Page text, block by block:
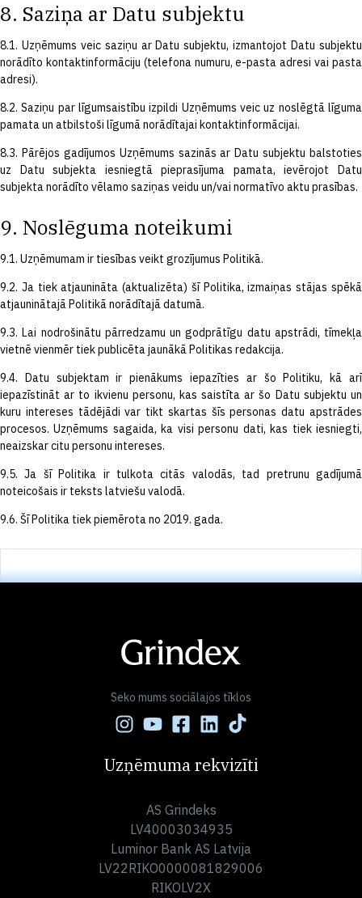
8. Saziņa ar Datu subjektu
8.1. Uzņēmums veic saziņu ar Datu subjektu, izmantojot Datu subjektu
norādīto kontaktinformāciju (telefona numuru, e-pasta adresi vai pasta
adresi).
8.2. Saziņu par līgumsaistību izpildi Uzņēmums veic uz noslēgtā līguma
pamata un atbilstoši līgumā norādītajai kontaktinformācijai.
8.3. Pārējos gadījumos Uzņēmums sazinās ar Datu subjektu balstoties
uz Datu subjekta iesniegtā pieprasījuma pamata, ievērojot Datu
subjekta norādīto vēlamo saziņas veidu un/vai normatīvo aktu prasības.
9. Noslēguma noteikumi
9.1. Uzņēmumam ir tiesības veikt grozījumus Politikā.
9.2. Ja tiek atjaunināta (aktualizēta) šī Politika, izmaiņas stājas spēkā
atjauninātajā Politikā norādītajā datumā.
9.3. Lai nodrošinātu pārredzamu un godprātīgu datu apstrādi, tīmekļa
vietnē vienmēr tiek publicēta jaunākā Politikas redakcija.
9.4. Datu subjektam ir pienākums iepazīties ar šo Politiku, kā arī
iepazīstināt ar to ikvienu personu, kas saistīta ar šo Datu subjektu un
kuru intereses tādējādi var tikt skartas šīs personas datu apstrādes
procesos. Uzņēmums sagaida, ka visi personu dati, kas tiek iesniegti,
neaizskar citu personu intereses.
9.5. Ja šī Politika ir tulkota citās valodās, tad pretrunu gadījumā
noteicošais ir teksts latviešu valodā.
9.6. Šī Politika tiek piemērota no 2019. gada.
Seko mums sociālajos tīklos
Uzņēmuma rekvizīti
AS Grindeks
LV40003034935
Luminor Bank AS Latvija
LV22RIKO0000081829006
RIKOLV2X